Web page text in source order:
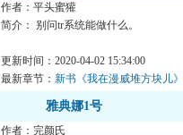
作者：平头蜜獾
简介： 别问tr系统能做什么。
要问你想做什么？
更新时间：2020-04-02 15:34:00
最新章节： 新书《我在漫威堆方块儿
值得宰一刀
雅典娜1号
作者：完颜氏